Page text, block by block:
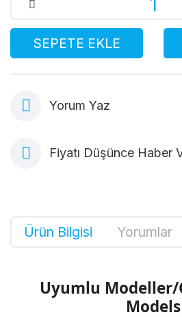
SEPETE EKLE
Yorum Yaz
Fiyatı Düşünce Haber
Ürün Bilgisi Yorumlar
Uyumlu
Models